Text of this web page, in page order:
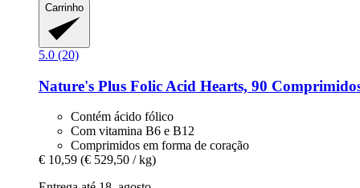
Carrinho
5.0 (20)
Nature's Plus Folic Acid Hearts, 90
Contém ácido fólico
Com vitamina B6 e B12
Comprimidos em forma de coração
€ 10,59 (€ 529,50 / kg)